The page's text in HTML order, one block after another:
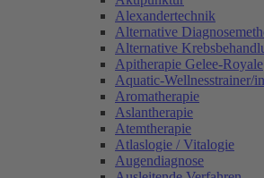
Alexandertechnik
Alternative
Alternative
Apitherapie Gelee-Royale
Aquatic-Wellnesstrainer/in
Aromatherapie
Aslantherapie
Atemtherapie
Atlaslogie / Vitalogie
Augendiagnose